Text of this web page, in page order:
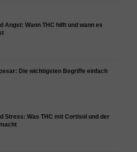
Angst: Wann THC hilft und wann es
Die wichtigsten Begriffe einfach
Stress: Was THC mit Cortisol und der